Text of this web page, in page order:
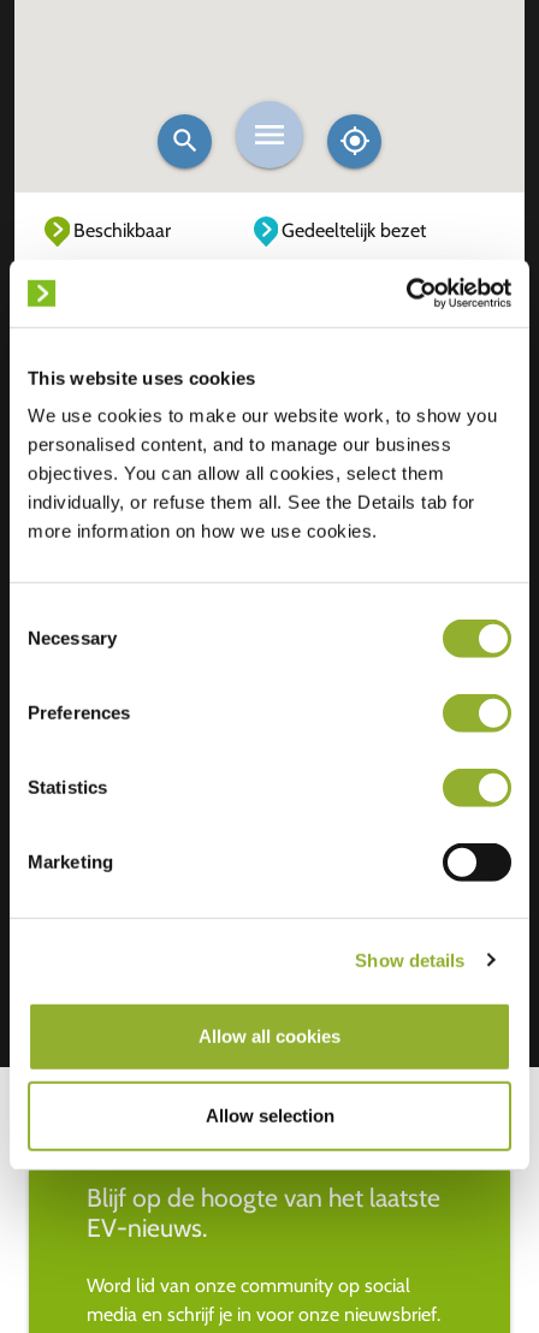
This website uses cookies
We use cookies to make our website work, to show you
personalised content, and to manage our business
objectives. You can allow all cookies, select them
individually, or refuse them all. See the Details tab for
more information on how we use cookies.
Selection
Necessary
Preferences
Statistics
Marketing
Show details
Allow all cookies
Allow selection
Beschikbaar
Gedeeltelijk bezet
Locatie
Fonteinkruidstraat 8
1313 JN Almere
Nederland
Regular Charging
Extra informatie
Blijf op de hoogte van het laatste
EV-nieuws.
Word lid van onze community op social
media en schrijf je in voor onze nieuwsbrief.